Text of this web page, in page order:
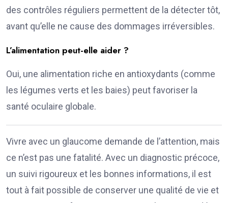
des contrôles réguliers permettent de la détecter tôt,
avant qu’elle ne cause des dommages irréversibles.
L’alimentation peut-elle aider ?
Oui, une alimentation riche en antioxydants (comme
les légumes verts et les baies) peut favoriser la
santé oculaire globale.
Vivre avec un glaucome demande de l’attention, mais
ce n’est pas une fatalité. Avec un diagnostic précoce,
un suivi rigoureux et les bonnes informations, il est
tout à fait possible de conserver une qualité de vie et